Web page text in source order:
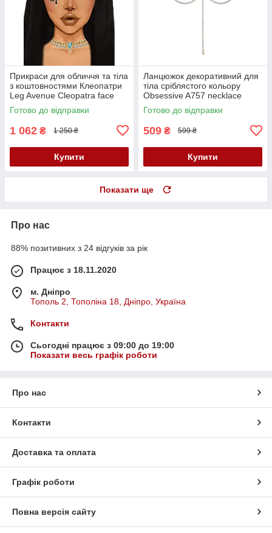
Прикраси для обличчя та тіла
з коштовностями Клеопатри
Leg Avenue Cleopatra face
jewels sticker Оne size Кайф
Готово до відправки
1 062 ₴ 1 250 ₴
Купити
Ланцюжок декоративний для
тіла сріблястого кольору
Obsessive A757 necklace
pearl Кайф
Готово до відправки
509 ₴ 599 ₴
Купити
Показати ще
Про нас
88% позитивних з 24 відгуків за рік
Працює з 18.11.2020
м. Дніпро
Тополь 2, Тополіна 18, Дніпро, Україна
Контакти
Сьогодні працює з 09:00 до 19:00
Показати весь графік роботи
Про нас
Контакти
Доставка та оплата
Графік роботи
Повна версія сайту